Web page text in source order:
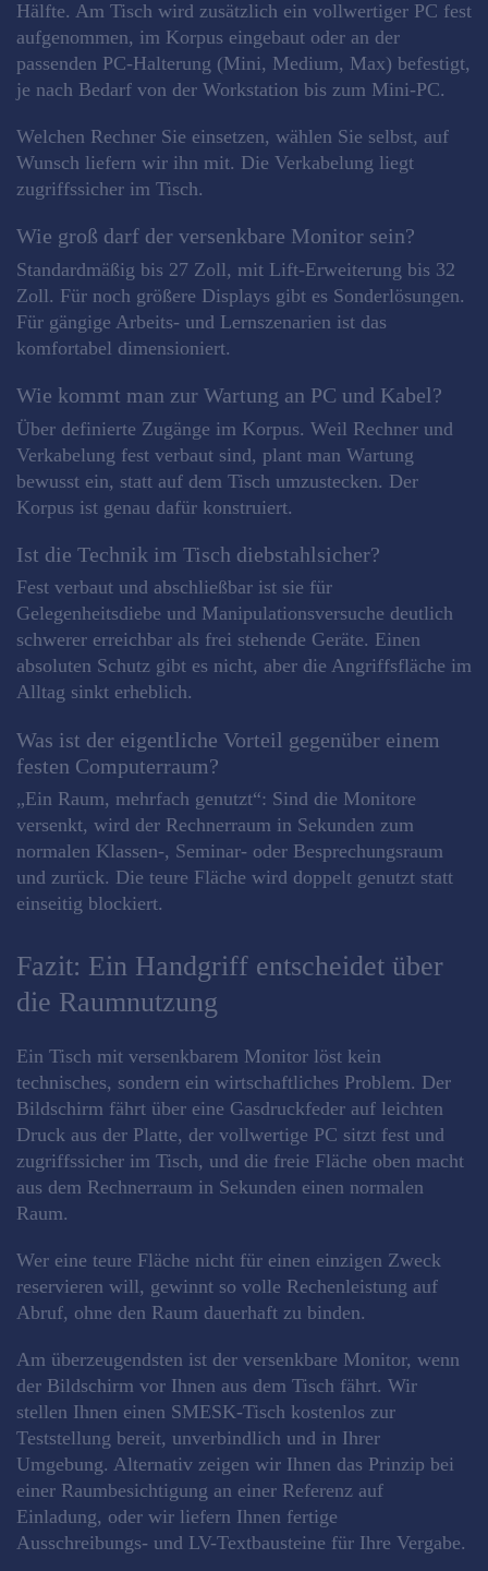
Hälfte. Am Tisch wird zusätzlich ein vollwertiger PC fest
aufgenommen, im Korpus eingebaut oder an der
passenden PC-Halterung (Mini, Medium, Max) befestigt,
je nach Bedarf von der Workstation bis zum Mini-PC.
Welchen Rechner Sie einsetzen, wählen Sie selbst, auf
Wunsch liefern wir ihn mit. Die Verkabelung liegt
zugriffssicher im Tisch.
Wie groß darf der versenkbare Monitor sein?
Standardmäßig bis 27 Zoll, mit Lift-Erweiterung bis 32
Zoll. Für noch größere Displays gibt es Sonderlösungen.
Für gängige Arbeits- und Lernszenarien ist das
komfortabel dimensioniert.
Wie kommt man zur Wartung an PC und Kabel?
Über definierte Zugänge im Korpus. Weil Rechner und
Verkabelung fest verbaut sind, plant man Wartung
bewusst ein, statt auf dem Tisch umzustecken. Der
Korpus ist genau dafür konstruiert.
Ist die Technik im Tisch diebstahlsicher?
Fest verbaut und abschließbar ist sie für
Gelegenheitsdiebe und Manipulationsversuche deutlich
schwerer erreichbar als frei stehende Geräte. Einen
absoluten Schutz gibt es nicht, aber die Angriffsfläche im
Alltag sinkt erheblich.
Was ist der eigentliche Vorteil gegenüber einem
festen Computerraum?
„Ein Raum, mehrfach genutzt“: Sind die Monitore
versenkt, wird der Rechnerraum in Sekunden zum
normalen Klassen-, Seminar- oder Besprechungsraum
und zurück. Die teure Fläche wird doppelt genutzt statt
einseitig blockiert.
Fazit: Ein Handgriff entscheidet über
die Raumnutzung
Ein Tisch mit versenkbarem Monitor löst kein
technisches, sondern ein wirtschaftliches Problem. Der
Bildschirm fährt über eine Gasdruckfeder auf leichten
Druck aus der Platte, der vollwertige PC sitzt fest und
zugriffssicher im Tisch, und die freie Fläche oben macht
aus dem Rechnerraum in Sekunden einen normalen
Raum.
Wer eine teure Fläche nicht für einen einzigen Zweck
reservieren will, gewinnt so volle Rechenleistung auf
Abruf, ohne den Raum dauerhaft zu binden.
Am überzeugendsten ist der versenkbare Monitor, wenn
der Bildschirm vor Ihnen aus dem Tisch fährt. Wir
stellen Ihnen einen SMESK-Tisch kostenlos zur
Teststellung bereit, unverbindlich und in Ihrer
Umgebung. Alternativ zeigen wir Ihnen das Prinzip bei
einer Raumbesichtigung an einer Referenz auf
Einladung, oder wir liefern Ihnen fertige
Ausschreibungs- und LV-Textbausteine für Ihre Vergabe.